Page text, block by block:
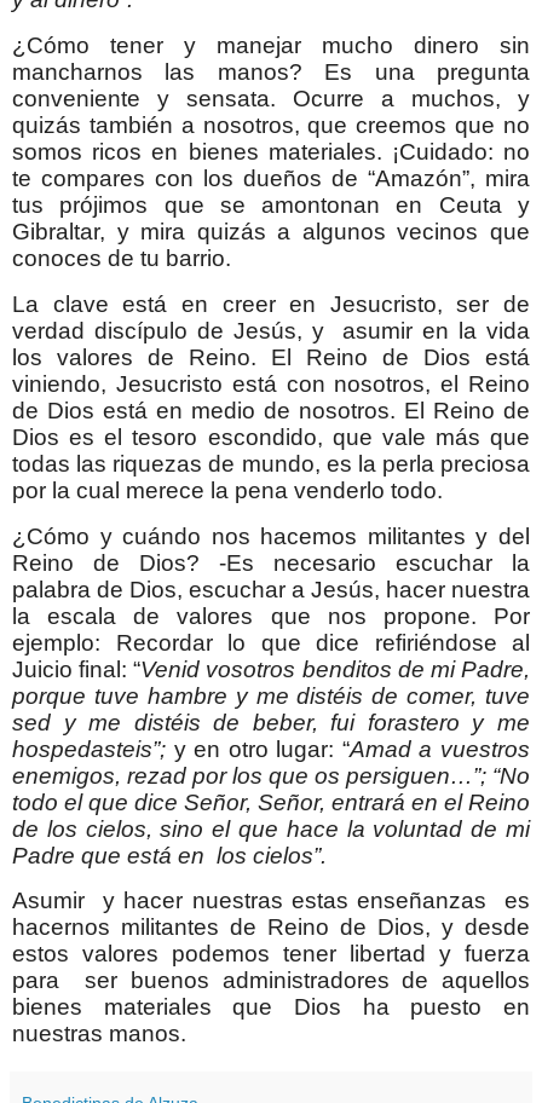
¿Cómo tener y manejar mucho dinero sin
mancharnos las manos? Es una pregunta
conveniente y sensata. Ocurre a muchos, y
quizás también a nosotros, que creemos que no
somos ricos en bienes materiales. ¡Cuidado: no
te compares con los dueños de “Amazón”, mira
tus prójimos que se amontonan en Ceuta y
Gibraltar, y mira quizás a algunos vecinos que
conoces de tu barrio.
La clave está en creer en Jesucristo, ser de
verdad discípulo de Jesús, y
asumir en la vida
los valores de Reino. El Reino de Dios está
viniendo, Jesucristo está con nosotros, el Reino
de Dios está en medio de nosotros. El Reino de
Dios es el tesoro escondido, que vale más que
todas las riquezas de mundo, es la perla preciosa
por la cual merece la pena venderlo todo.
¿Cómo y cuándo nos hacemos militantes y del
Reino de Dios? -Es necesario escuchar la
palabra de Dios, escuchar a Jesús, hacer nuestra
la escala de valores que nos propone. Por
ejemplo: Recordar lo que dice refiriéndose al
Juicio final: “Venid vosotros benditos de mi Padre,
porque tuve hambre y me distéis de comer, tuve
sed y me distéis de beber, fui forastero y me
hospedasteis”; y en otro lugar: “Amad a vuestros
enemigos, rezad por los que os persiguen…”; “No
todo el que dice Señor, Señor, entrará en el Reino
de los cielos, sino el que hace la voluntad de mi
Padre que está en los cielos”.
Asumir
y hacer nuestras estas enseñanzas
es
hacernos militantes de Reino de Dios, y desde
estos valores podemos tener libertad y fuerza
para
ser buenos administradores de aquellos
bienes materiales que Dios ha puesto en
nuestras manos.